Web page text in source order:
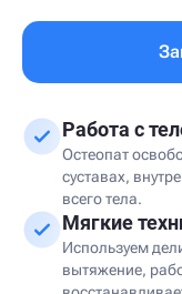
Работа с
Остеопат
суставах,
всего тела.
Мягкие
Используем
вытяжение,